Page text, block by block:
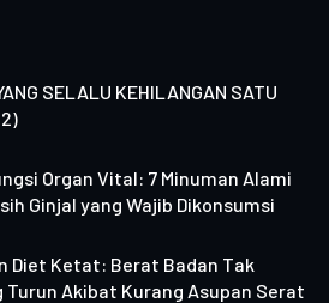
SELALU KEHILANGAN SATU
Organ Vital: 7 Minuman Alami
Ginjal yang Wajib Dikonsumsi
Diet Ketat: Berat Badan Tak
Turun Akibat Kurang Asupan Serat